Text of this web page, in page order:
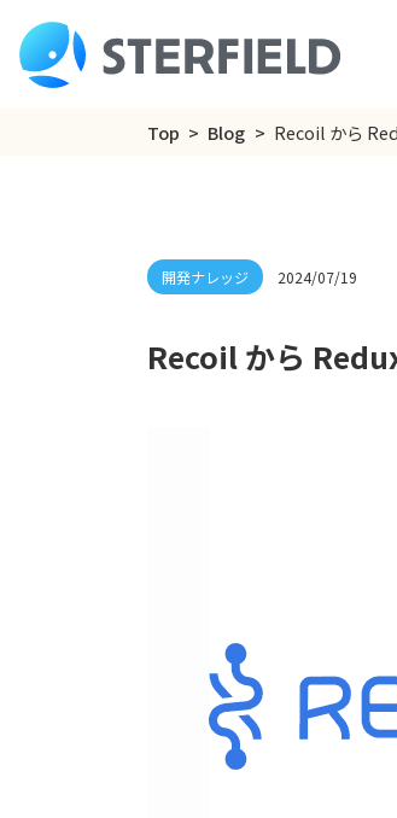
Top Blog Recoil から
2024/07/19
Recoil から